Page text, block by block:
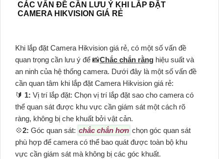
CÁC VẤN ĐỀ CẦN LƯU Ý KHI LẮP ĐẶT
CAMERA HIKVISION GIÁ RẺ
Khi lắp đặt Camera Hikvision giá rẻ, có một số vấn đề
quan trọng cần lưu ý để 📸Chắc chắn rằng hiệu suất và
an ninh của hệ thống camera. Dưới đây là một số vấn đề
cần quan tâm khi lắp đặt Camera Hikvision giá rẻ:
🔰 1: Vị trí lắp đặt: Chọn vị trí lắp đặt sao cho camera có
thể quan sát được khu vực cần giám sát một cách rõ
ràng, không bị che khuất bởi vật cản.
💠2: Góc quan sát: chắc chắn hơn chọn góc quan sát
phù hợp để camera có thể bao quát được toàn bộ khu
vực cần giám sát mà không bị các góc khuất.